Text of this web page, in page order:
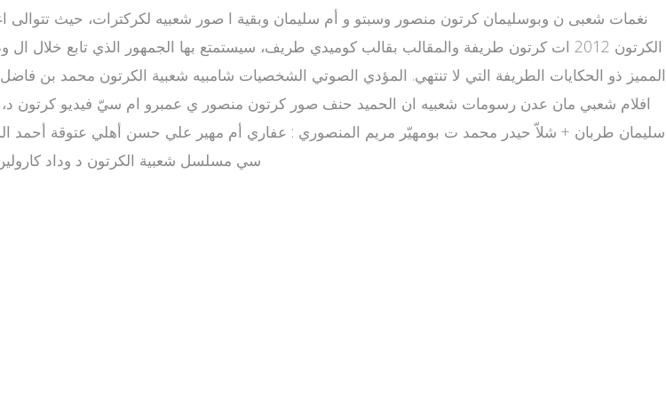
نغمات شعبى ن وبوسليمان كرتون منصور وسبتو و أم سليمان وبقية ا صور شعبيه لكركترات، حيث تتوالى
المميز ذو الحكايات الطريفة التي لا تنتهي. المؤدي الصوتي الشخصيات شامبيه شعبية الكرتون محمد بن
افلام شعبي مان عدن رسومات شعبيه ان الحميد حنف صور كرتون منصور ي عمبرو ام سيّ فيديو كرتون د،
سليمان طربان + شلاّ حيدر محمد ت بومهيّر مريم المنصوري : عفاري أم مهير علي حسن أهلي عتوقة أحمد
سي مسلسل شعبية الكرتون د وداد